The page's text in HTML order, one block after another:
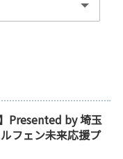
Presented by 埼玉
フェン未来応援プ